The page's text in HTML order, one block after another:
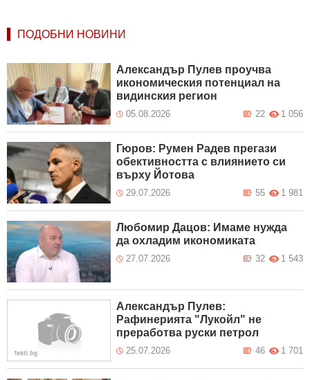
ПОДОБНИ НОВИНИ
Александър Пулев проучва
икономическия потенциал на
видинския регион
05.08.2026 1 056
22
Гюров: Румен Радев прегази
обективността с влиянието си
върху Йотова
29.07.2026 1 981
55
Любомир Дацов: Имаме нужда
да охладим икономиката
27.07.2026 1 543
32
Александър Пулев:
Рафинерията "Лукойл" не
преработва руски петрол
25.07.2026 1 701
46